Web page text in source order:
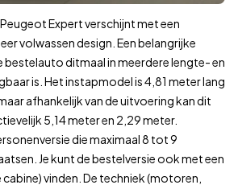
om 15:07.
Expert verschijnt met een
volwassen design. Een belangrijke
bestelauto ditmaal in meerdere lengte- en
is. Het instapmodel is 4,81 meter lang
afhankelijk van de uitvoering kan dit
5,14 meter en 2,29 meter.
die maximaal 8 tot 9
Je kunt de bestelversie ook met een
vinden. De techniek (motoren,